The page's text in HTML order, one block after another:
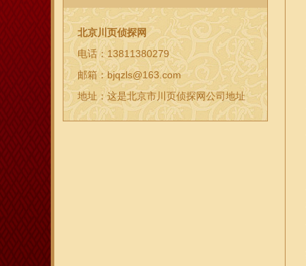
北京川页侦探网
电话：13811380279
邮箱：bjqzls@163.com
地址：这是北京市川页侦探网公司地址